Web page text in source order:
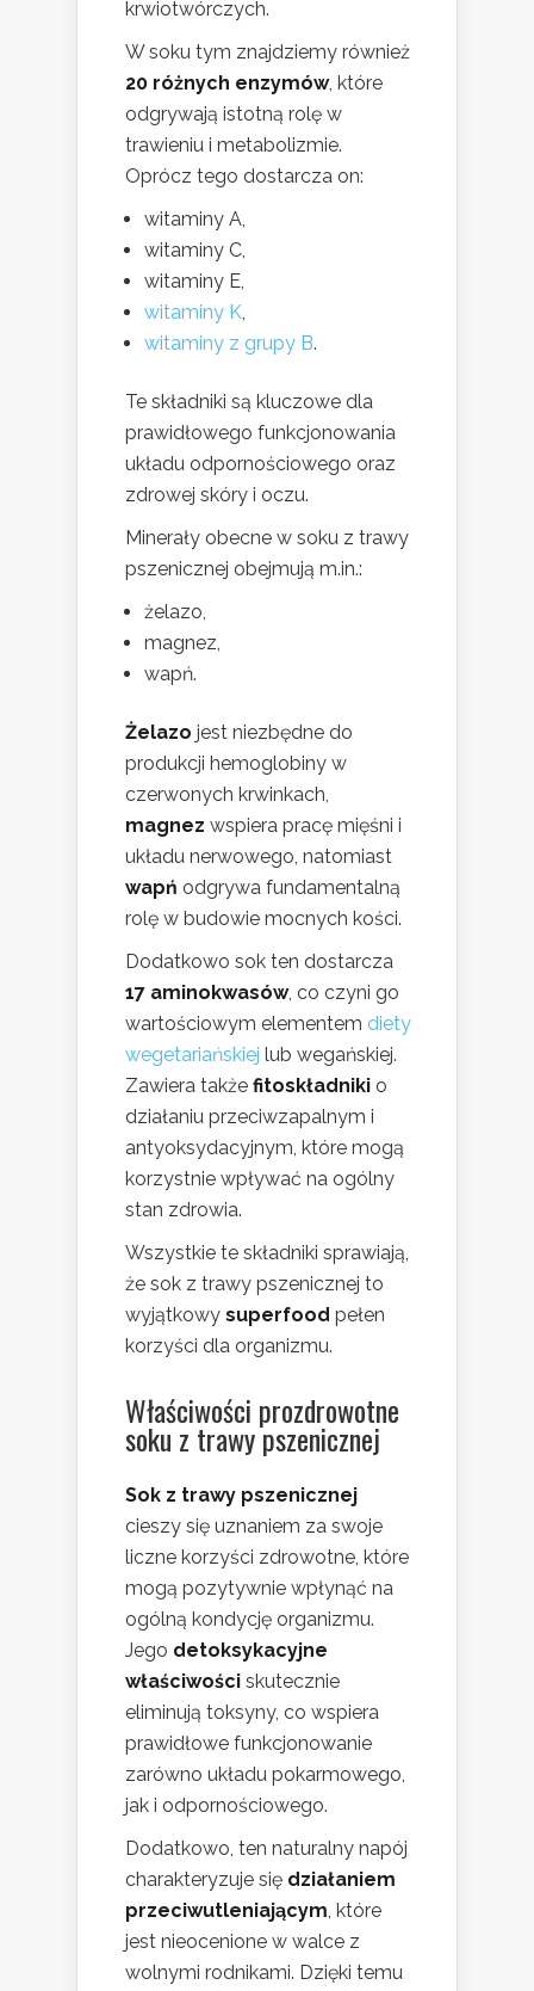
krwiotwórczych.
W soku tym znajdziemy również
20 różnych enzymów, które
odgrywają istotną rolę w
trawieniu i metabolizmie.
Oprócz tego dostarcza on:
witaminy A,
witaminy C,
witaminy E,
witaminy K,
witaminy z grupy B.
Te składniki są kluczowe dla
prawidłowego funkcjonowania
układu odpornościowego oraz
zdrowej skóry i oczu.
Minerały obecne w soku z trawy
pszenicznej obejmują m.in.:
żelazo,
magnez,
wapń.
Żelazo jest niezbędne do
produkcji hemoglobiny w
czerwonych krwinkach,
magnez wspiera pracę mięśni i
układu nerwowego, natomiast
wapń odgrywa fundamentalną
rolę w budowie mocnych kości.
Dodatkowo sok ten dostarcza
17 aminokwasów, co czyni go
wartościowym elementem diety
wegetariańskiej lub wegańskiej.
Zawiera także fitoskładniki o
działaniu przeciwzapalnym i
antyoksydacyjnym, które mogą
korzystnie wpływać na ogólny
stan zdrowia.
Wszystkie te składniki sprawiają,
że sok z trawy pszenicznej to
wyjątkowy superfood pełen
korzyści dla organizmu.
Właściwości prozdrowotne
soku z trawy pszenicznej
Sok z trawy pszenicznej
cieszy się uznaniem za swoje
liczne korzyści zdrowotne, które
mogą pozytywnie wpłynąć na
ogólną kondycję organizmu.
Jego detoksykacyjne
właściwości skutecznie
eliminują toksyny, co wspiera
prawidłowe funkcjonowanie
zarówno układu pokarmowego,
jak i odpornościowego.
Dodatkowo, ten naturalny napój
charakteryzuje się działaniem
przeciwutleniającym, które
jest nieocenione w walce z
wolnymi rodnikami. Dzięki temu